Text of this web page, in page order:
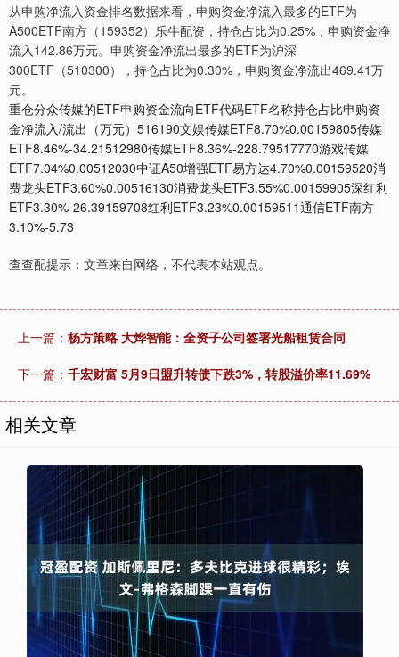
从申购净流入资金排名数据来看，申购资金净流入最多的ETF为
A500ETF南方（159352）乐牛配资，持仓占比为0.25%，申购资金净
流入142.86万元。申购资金净流出最多的ETF为沪深
300ETF（510300），持仓占比为0.30%，申购资金净流出469.41万
元。
重仓分众传媒的ETF申购资金流向ETF代码ETF名称持仓占比申购资
金净流入/流出（万元）516190文娱传媒ETF8.70%0.00159805传媒
ETF8.46%-34.21512980传媒ETF8.36%-228.79517770游戏传媒
ETF7.04%0.00512030中证A50增强ETF易方达4.70%0.00159520消
费龙头ETF3.60%0.00516130消费龙头ETF3.55%0.00159905深红利
ETF3.30%-26.39159708红利ETF3.23%0.00159511通信ETF南方
3.10%-5.73
查查配提示：文章来自网络，不代表本站观点。
上一篇： 杨方策略 大烨智能：全资子公司签署光船租赁合同
下一篇： 千宏财富 5月9日盟升转债下跌3%，转股溢价率11.69%
相关文章